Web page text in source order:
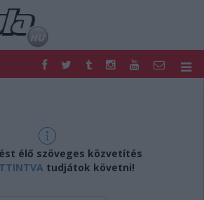
HAZAI
SHOP
élő szöveges közvetítés
tudjátok követni!